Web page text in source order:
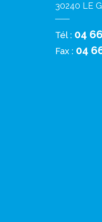
30240 LE
Tél : 04
Fax : 04